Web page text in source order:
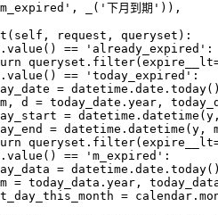
, _( '下月到期' )),
( self, request, queryset ):
== 'already_expired' :
queryset. filter
== 'today_expired' :
=
d = today_date.year,
=
= datetime.datetime(y,
queryset. filter
== 'm_expired' :
=
= today_data.year,
=